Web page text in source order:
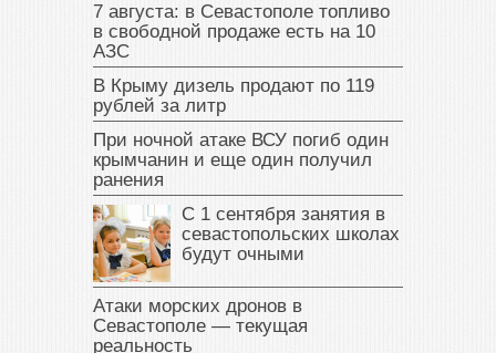
7 августа: в Севастополе топливо
в свободной продаже есть на 10
АЗС
В Крыму дизель продают по 119
рублей за литр
При ночной атаке ВСУ погиб один
крымчанин и еще один получил
ранения
С 1 сентября занятия в
севастопольских школах
будут очными
Атаки морских дронов в
Севастополе — текущая
реальность